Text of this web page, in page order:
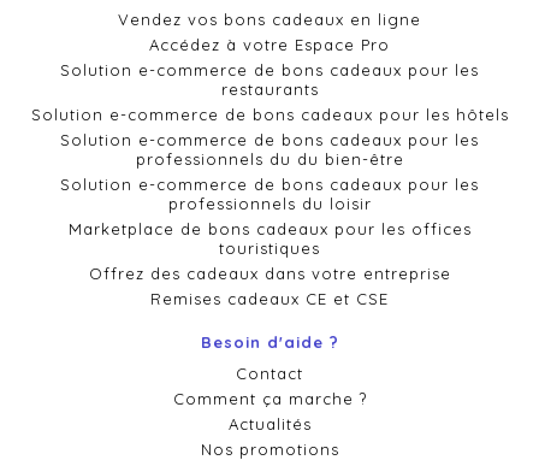
Vendez vos bons cadeaux en ligne
Accédez à votre Espace Pro
Solution e-commerce de bons cadeaux pour les
restaurants
Solution e-commerce de bons cadeaux pour les hôtels
Solution e-commerce de bons cadeaux pour les
professionnels du du bien-être
Solution e-commerce de bons cadeaux pour les
professionnels du loisir
Marketplace de bons cadeaux pour les offices
touristiques
Offrez des cadeaux dans votre entreprise
Remises cadeaux CE et CSE
Besoin d'aide ?
Contact
Comment ça marche ?
Actualités
Nos promotions